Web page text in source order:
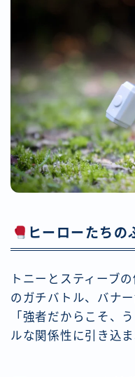
ヒーローたちの
トニーとスティーブ
のガチバトル、バナ
「強者だからこそ、
ルな関係性に引き込ま